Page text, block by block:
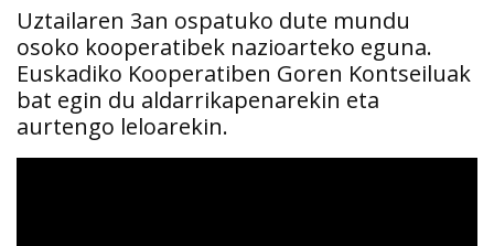
Uztailaren 3an ospatuko dute mundu
osoko kooperatibek nazioarteko eguna.
Euskadiko Kooperatiben Goren Kontseiluak
bat egin du aldarrikapenarekin eta
aurtengo leloarekin.